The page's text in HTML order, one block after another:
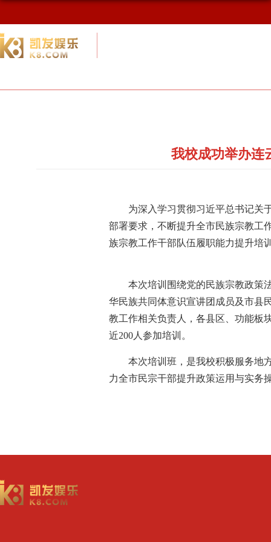
我校成功举办连
为深入学习贯彻习近平总书记关
部署要求，不断提升全市民族宗教工
族宗教工作干部队伍履职能力提升培
本次培训围绕党的民族宗教政策
华民族共同体意识宣讲团成员及市县
教工作相关负责人，各县区、功能板
近200 人参加培训。
本次培训班，是我校积极服务地
力全市民宗干部提升政策运用与实务